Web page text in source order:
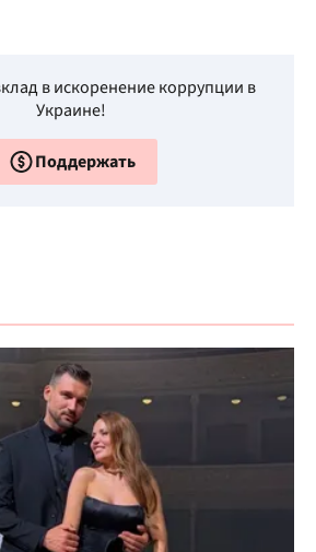
в искоренение коррупции в
Украине!
Поддержать